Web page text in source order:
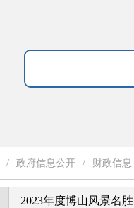
/ 政府信息公开 / 财政信息
2023年度博山风景名